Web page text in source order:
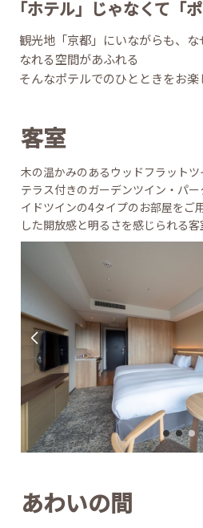
「ホテル」じゃなくて「
観光地「京都」にいながらも、
なれる空間があふれる
そんなポテルでのひとときをお楽
客室
木の温かみのあるウッドフラット
テラス付きのガーデンツイン・パ
イドツインの4タイプのお部屋をご
した開放感と明るさを感じられる客
あわいの間